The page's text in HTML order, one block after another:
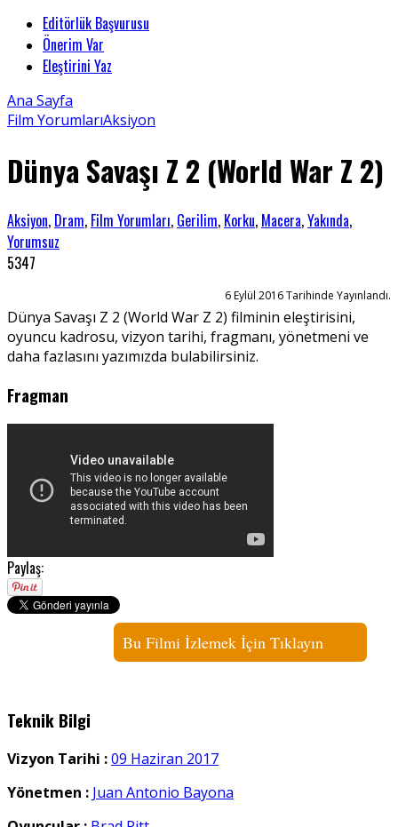
Editörlük Başvurusu
Önerim Var
Eleştirini Yaz
Ana Sayfa
Film YorumlarıAksiyon
Dünya Savaşı Z 2 (World War Z 2)
Aksiyon, Dram, Film Yorumları, Gerilim, Korku, Macera,Yakında,
Yorumsuz
5347
6 Eylül 2016 Tarihinde Yayınlandı.
Dünya Savaşı Z 2 (World War Z 2) filminin eleştirisini,
oyuncu kadrosu, vizyon tarihi, fragmanı, yönetmeni ve
daha fazlasını yazımızda bulabilirsiniz.
Fragman
Paylaş:
Bu Filmi İzlemek İçin Tıklayın
Teknik Bilgi
Vizyon Tarihi :09 Haziran 2017
Yönetmen : Juan Antonio Bayona